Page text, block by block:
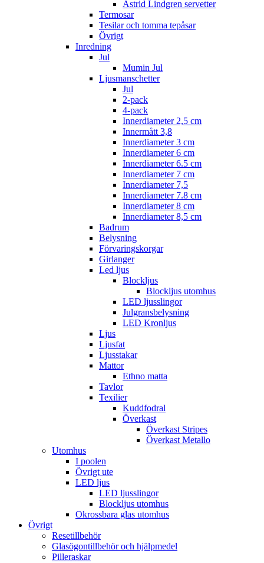
Astrid Lindgren servetter
Termosar
Tesilar och tomma tepåsar
Övrigt
Inredning
Jul
Mumin Jul
Ljusmanschetter
Jul
2-pack
4-pack
Innerdiameter 2,5 cm
Innermått 3,8
Innerdiameter 3 cm
Innerdiameter 6 cm
Innerdiameter 6.5 cm
Innerdiameter 7 cm
Innerdiameter 7,5
Innerdiameter 7.8 cm
Innerdiameter 8 cm
Innerdiameter 8,5 cm
Badrum
Belysning
Förvaringskorgar
Girlanger
Led ljus
Blockljus
Blockljus utomhus
LED ljusslingor
Julgransbelysning
LED Kronljus
Ljus
Ljusfat
Ljusstakar
Mattor
Ethno matta
Tavlor
Texilier
Kuddfodral
Överkast
Överkast Stripes
Överkast Metallo
Utomhus
I poolen
Övrigt ute
LED ljus
LED ljusslingor
Blockljus utomhus
Okrossbara glas utomhus
Övrigt
Resetillbehör
Glasögontillbehör och hjälpmedel
Pilleraskar